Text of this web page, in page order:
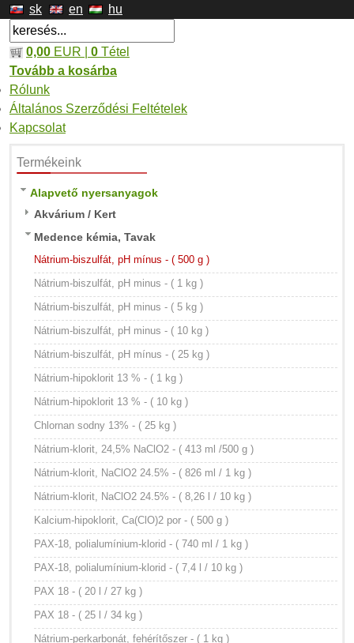
sk en hu
0,00 EUR | 0 Tétel
Tovább a kosárba
Rólunk
Általános Szerződési Feltételek
Kapcsolat
Termékeink
Alapvető nyersanyagok
Akvárium / Kert
Medence kémia, Tavak
Nátrium-biszulfát, pH mínus - ( 500 g )
Nátrium-biszulfát, pH minus - ( 1 kg )
Nátrium-biszulfát, pH minus - ( 5 kg )
Nátrium-biszulfát, pH minus - ( 10 kg )
Nátrium-biszulfát, pH mínus - ( 25 kg )
Nátrium-hipoklorit 13 % - ( 1 kg )
Nátrium-hipoklorit 13 % - ( 10 kg )
Chlornan sodny 13% - ( 25 kg )
Nátrium-klorit, 24,5% NaClO2 - ( 413 ml /500 g )
Nátrium-klorit, NaClO2 24.5% - ( 826 ml / 1 kg )
Nátrium-klorit, NaClO2 24.5% - ( 8,26 l / 10 kg )
Kalcium-hipoklorit, Ca(ClO)2 por - ( 500 g )
PAX-18, polialumínium-klorid - ( 740 ml / 1 kg )
PAX-18, polialumínium-klorid - ( 7,4 l / 10 kg )
PAX 18 - ( 20 l / 27 kg )
PAX 18 - ( 25 l / 34 kg )
Nátrium-perkarbonát, fehérítőszer - ( 1 kg )